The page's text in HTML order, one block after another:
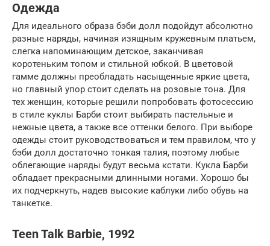
Одежда
Для идеального образа бэби долл подойдут абсолютно
разные наряды, начиная изящным кружевным платьем,
слегка напоминающим детское, заканчивая
коротеньким топом и стильной юбкой. В цветовой
гамме должны преобладать насыщенные яркие цвета,
но главный упор стоит сделать на розовые тона. Для
тех женщин, которые решили попробовать фотосессию
в стиле куклы Барби стоит выбирать пастельные и
нежные цвета, а также все оттенки белого. При выборе
одежды стоит руководствоваться и тем правилом, что у
бэби долл достаточно тонкая талия, поэтому любые
облегающие наряды будут весьма кстати. Кукла Барби
обладает прекрасными длинными ногами. Хорошо бы
их подчеркнуть, надев высокие каблуки либо обувь на
танкетке.
Teen Talk Barbie, 1992